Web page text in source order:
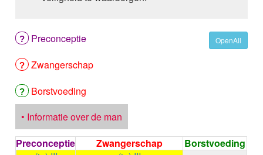
ALGELDRAAT / MAGNESIUM HYDROXYDE
ALGINAAT Na / Na BICARBONAAT / CALCIUM
CARBONAAT
ALGINEZUUR
ALGLUCOSIDASE alfa
ALIROCUMAB
ALITRETINOINE
ALIZAPRIDE
ALLOPURINOL
ALMOTRIPTAN
ALOGLIPTINE benzoaat
OpenAll
Preconceptie
Zwangerschap
Borstvoeding
• Informatie over de man
Preconceptie
Zwangerschap
Borstvoeding